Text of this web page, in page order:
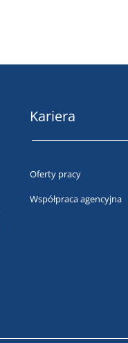
Kariera
Oferty pracy
Współpraca agencyjna